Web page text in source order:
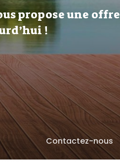
propose une offre
!
Contactez-nous